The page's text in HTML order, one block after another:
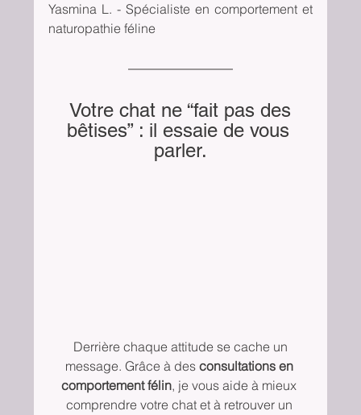
Yasmina L. - Spécialiste en comportement et
naturopathie féline
Votre chat ne “fait pas des
bêtises” : il essaie de vous
parler.
message. Grâce à des consultations en
comportement félin, je vous aide à mieux
comprendre votre chat et à retrouver un